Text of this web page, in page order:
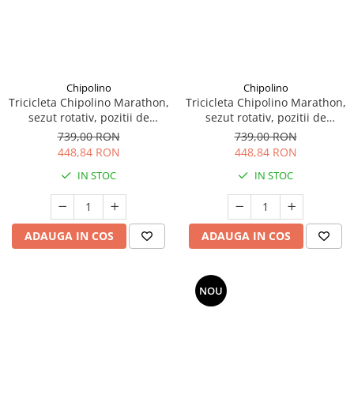
Chipolino
Tricicleta Chipolino Marathon,
sezut rotativ, pozitii de
inclinare, Obsidian
739,00 RON
448,84 RON
IN STOC
ADAUGA IN COS
Chipolino
Tricicleta Chipolino Marathon,
sezut rotativ, pozitii de
inclinare, Black White
739,00 RON
448,84 RON
IN STOC
ADAUGA IN COS
NOU